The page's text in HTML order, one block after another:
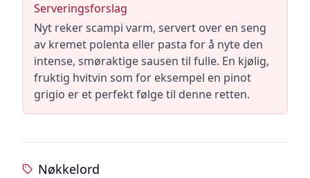
Serveringsforslag
Nyt reker scampi varm, servert over en seng
av kremet polenta eller pasta for å nyte den
intense, smøraktige sausen til fulle. En kjølig,
fruktig hvitvin som for eksempel en pinot
grigio er et perfekt følge til denne retten.
Nøkkelord